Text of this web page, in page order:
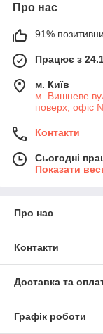
Про нас
91%
Працює з
м. Київ
м. Вишневе
поверх, офіс
Контакти
Сьогодні
Показати
Про нас
Контакти
Доставка та
Графік роботи